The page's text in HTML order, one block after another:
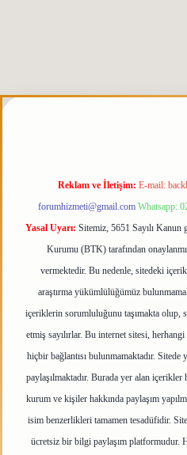
Reklam ve İletişim: E-mail:
forumhizmeti@gmail.com Whatsapp:
Yasal Uyarı: Sitemiz, 5651 Sayılı
Kurumu (BTK) tarafından
vermektedir. Bu nedenle, sitedeki
araştırma yükümlülüğümüz
içeriklerin sorumluluğunu taşımakta olup,
etmiş sayılırlar. Bu internet sitesi,
hiçbir bağlantısı bulunmamaktadır. Sitede
paylaşılmaktadır. Burada yer alan
kurum ve kişiler hakkında paylaşım
isim benzerlikleri tamamen tesadüfidir.
ücretsiz bir bilgi paylaşım platformudur.